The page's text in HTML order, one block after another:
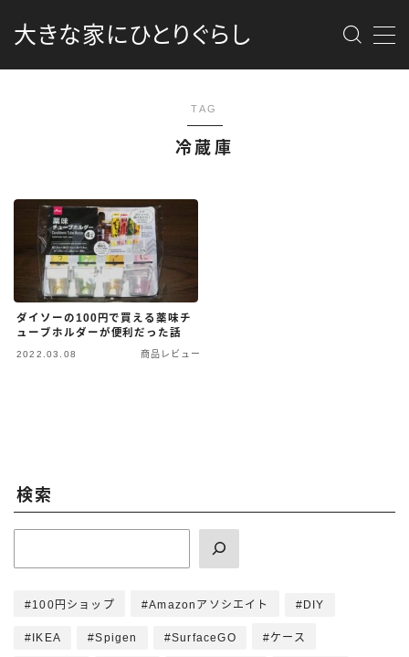
大きな家にひとりぐらし
MENU
消防団
DIY
カメラ
TAG
冷蔵庫
ダイソーの100円で買える薬味チ
ューブホルダーが便利だった話
2022.03.08 商品レビュー
検索
100円ショップ Amazonアソシエイト DIY
IKEA Spigen SurfaceGO ケース